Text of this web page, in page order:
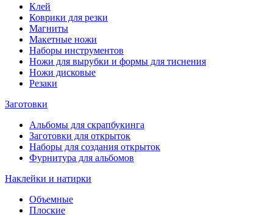
Клей
Коврики для резки
Магниты
Макетные ножи
Наборы инструментов
Ножи для вырубки и формы для тиснения
Ножи дисковые
Резаки
Заготовки
Альбомы для скрапбукинга
Заготовки для открыток
Наборы для создания открыток
Фурнитура для альбомов
Наклейки и натирки
Объемные
Плоские